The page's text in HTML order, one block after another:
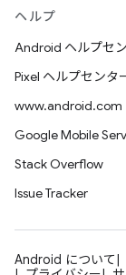
ヘルプ
Android ヘルプセ
Pixel ヘルプセンタ
www.android.com
Google Mobile
Stack Overflow
Issue Tracker
Android について